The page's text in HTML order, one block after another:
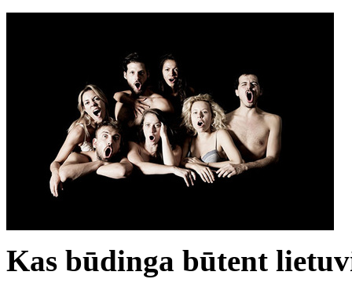
Kas būdinga būtent